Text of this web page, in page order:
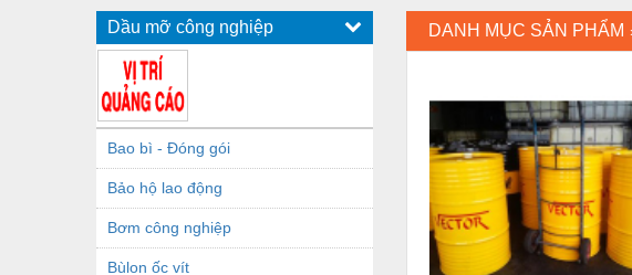
Dầu mỡ công nghiệp
Bao bì - Đóng gói
Bảo hộ lao động
Bơm công nghiệp
Bùlon ốc vít
DANH MỤC SẢN PHẨM